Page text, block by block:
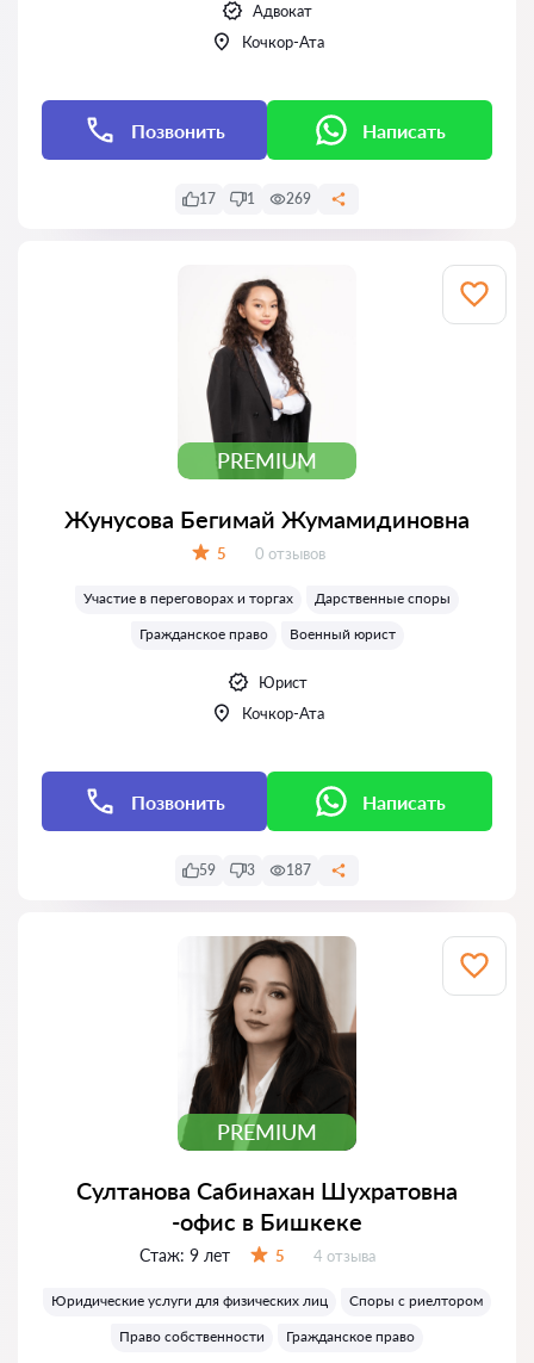
Адвокат
Кочкор-Ата
Позвонить Написать
17 1 269
PREMIUM
Жунусова Бегимай Жумамидиновна
5 Отзывов:
0 отзывов
Участие в переговорах и торгах
Дарственные споры
Гражданское право
Военный юрист
Юрист
Кочкор-Ата
Позвонить Написать
59 3 187
PREMIUM
Султанова Сабинахан Шухратовна
-офис в Бишкеке
Стаж: 9 лет 5 Отзывов:
4 отзыва
Юридические услуги для физических лиц
Споры с риелтором
Право собственности
Гражданское право